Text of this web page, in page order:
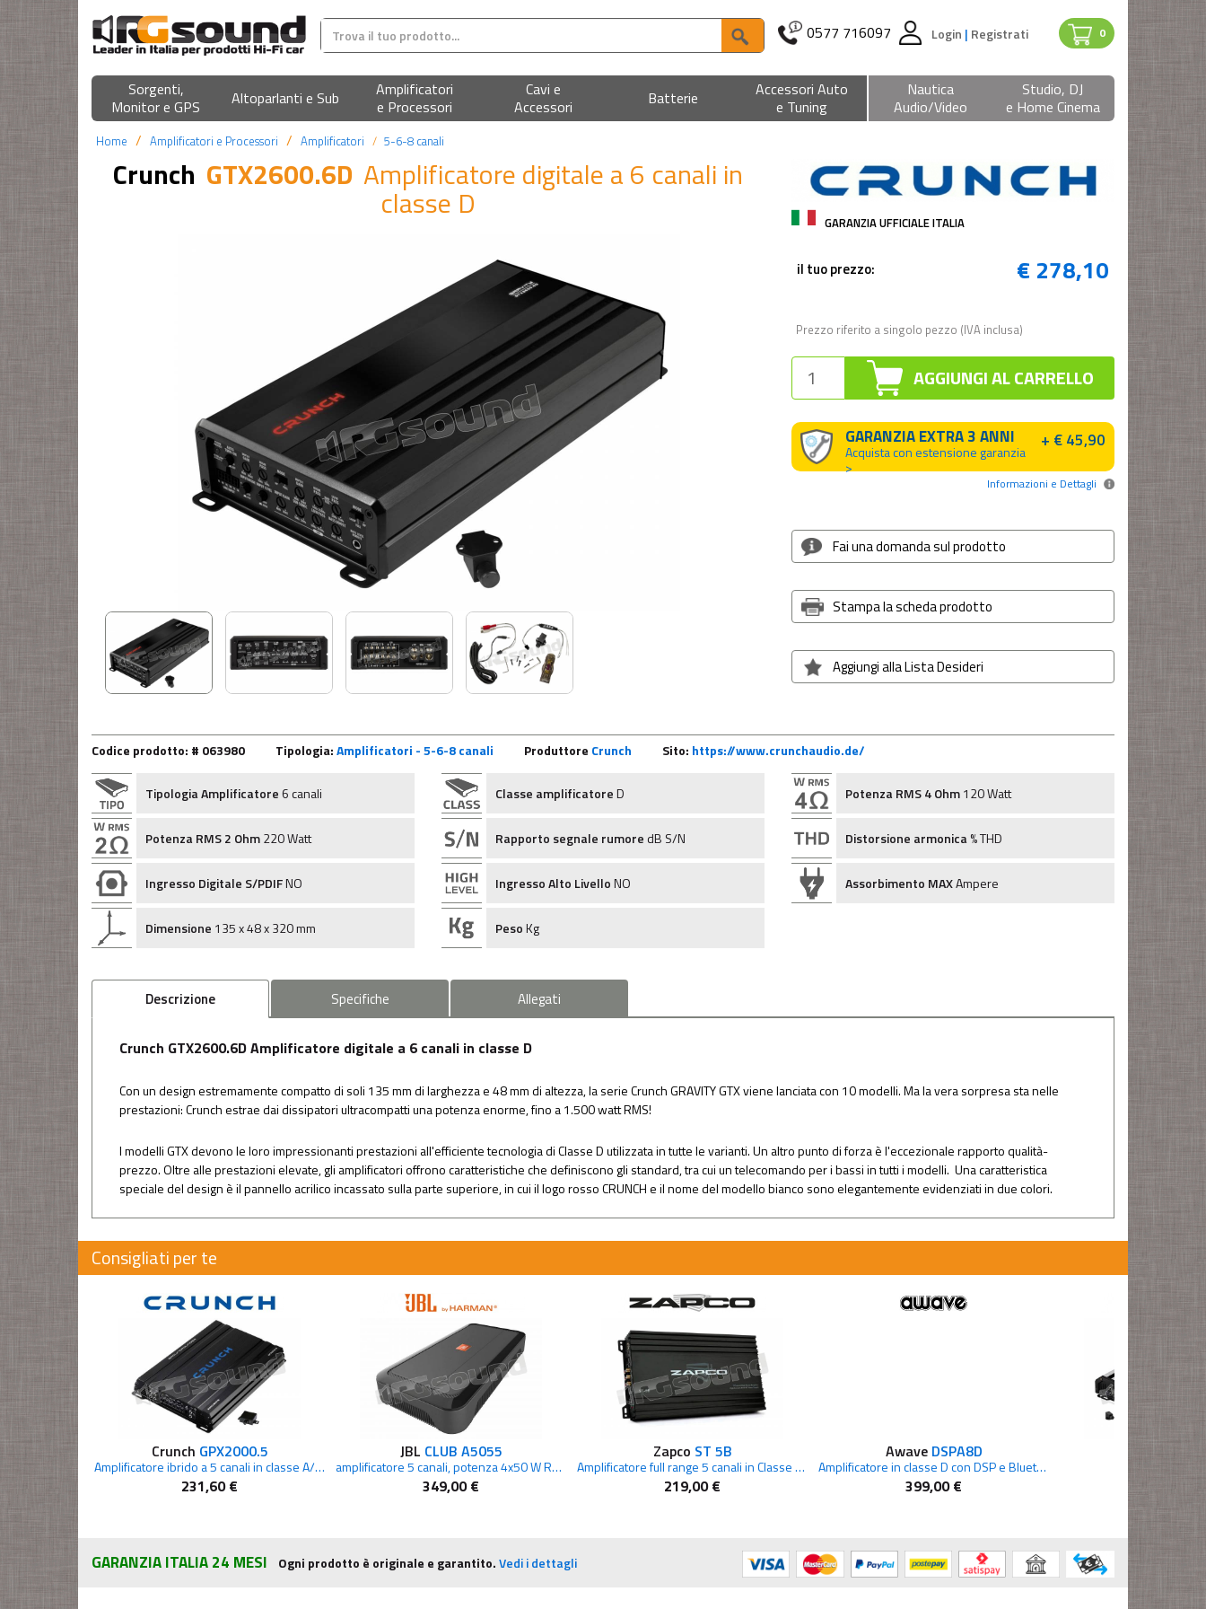
0
0577 716097 Login | Registrati
Sorgenti,
Monitor e GPS
Altoparlanti e Sub
Amplificatori
e Processori
Cavi e
Accessori
Batterie
Accessori Auto
e Tuning
Nautica
Audio/Video
Studio, DJ
e Home Cinema
Home Amplificatori e Processori Amplificatori 5-6-8 canali
Crunch GTX2600.6D Amplificatore digitale a 6 canali in
classe D GARANZIA UFFICIALE ITALIA
€ 278,10
il tuo prezzo:
Prezzo riferito a singolo pezzo (IVA inclusa)
AGGIUNGI AL CARRELLO
GARANZIA EXTRA 3 ANNI
Acquista con estensione garanzia
>
+ € 45,90
Informazioni e Dettagli
Fai una domanda sul prodotto
Stampa la scheda prodotto
Aggiungi alla Lista Desideri
Codice prodotto: # 063980 Tipologia:Amplificatori - 5-6-8 canali Produttore Crunch Sito: https://www.crunchaudio.de/
Tipologia Amplificatore 6 canali Classe amplificatoreD Potenza RMS 4 Ohm120 Watt
Potenza RMS 2 Ohm220 Watt Rapporto segnale rumoredB S/N Distorsione armonica% THD
Ingresso Digitale S/PDIFNO Ingresso Alto LivelloNO Assorbimento MAXAmpere
Dimensione 135 x 48 x 320 mm PesoKg
Descrizione Specifiche Allegati
Crunch GTX2600.6D Amplificatore digitale a 6 canali in classe D
Con un design estremamente compatto di soli 135 mm di larghezza e 48 mm di altezza, la serie Crunch GRAVITY GTX viene lanciata con 10 modelli. Ma la vera sorpresa sta nelle
prestazioni: Crunch estrae dai dissipatori ultracompatti una potenza enorme, fino a 1.500 watt RMS!
I modelli GTX devono le loro impressionanti prestazioni all'efficiente tecnologia di Classe D utilizzata in tutte le varianti. Un altro punto di forza è l'eccezionale rapporto qualità-
prezzo. Oltre alle prestazioni elevate, gli amplificatori offrono caratteristiche che definiscono gli standard, tra cui un telecomando per i bassi in tutti i modelli. Una caratteristica
speciale del design è il pannello acrilico incassato sulla parte superiore, in cui il logo rosso CRUNCH e il nome del modello bianco sono elegantemente evidenziati in due colori.
Consigliati per te
Crunch GPX2000.5
Amplificatore ibrido a 5 canali in classe A/B e D
231,60 €
JBL CLUB A5055
amplificatore 5 canali, potenza 4x50 W RMS a 4 Ohm + 1x500 W RMS a 2 Ohm
349,00 €
Zapco ST 5B
Amplificatore full range 5 canali in Classe AB
219,00 €
Awave DSPA8D
Amplificatore in classe D con DSP e Bluetooth integrato, 6x50w rms
399,00 €
GARANZIA ITALIA 24 MESI Ogni prodotto è originale e garantito.Vedi i dettagli